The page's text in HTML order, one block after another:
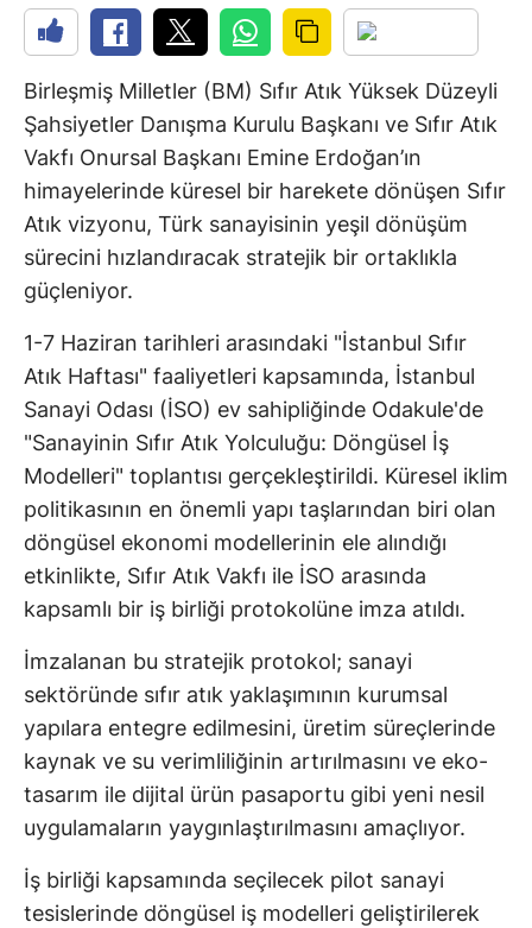
Birleşmiş Milletler (BM) Sıfır Atık Yüksek Düzeyli
Şahsiyetler Danışma Kurulu Başkanı ve Sıfır Atık
Vakfı Onursal Başkanı Emine Erdoğan’ın
himayelerinde küresel bir harekete dönüşen Sıfır
Atık vizyonu, Türk sanayisinin yeşil dönüşüm
sürecini hızlandıracak stratejik bir ortaklıkla
güçleniyor.
1-7 Haziran tarihleri arasındaki "İstanbul Sıfır
Atık Haftası" faaliyetleri kapsamında, İstanbul
Sanayi Odası (İSO) ev sahipliğinde Odakule'de
"Sanayinin Sıfır Atık Yolculuğu: Döngüsel İş
Modelleri" toplantısı gerçekleştirildi. Küresel iklim
politikasının en önemli yapı taşlarından biri olan
döngüsel ekonomi modellerinin ele alındığı
etkinlikte, Sıfır Atık Vakfı ile İSO arasında
kapsamlı bir iş birliği protokolüne imza atıldı.
İmzalanan bu stratejik protokol; sanayi
sektöründe sıfır atık yaklaşımının kurumsal
yapılara entegre edilmesini, üretim süreçlerinde
kaynak ve su verimliliğinin artırılmasını ve eko-
tasarım ile dijital ürün pasaportu gibi yeni nesil
uygulamaların yaygınlaştırılmasını amaçlıyor.
İş birliği kapsamında seçilecek pilot sanayi
tesislerinde döngüsel iş modelleri geliştirilerek